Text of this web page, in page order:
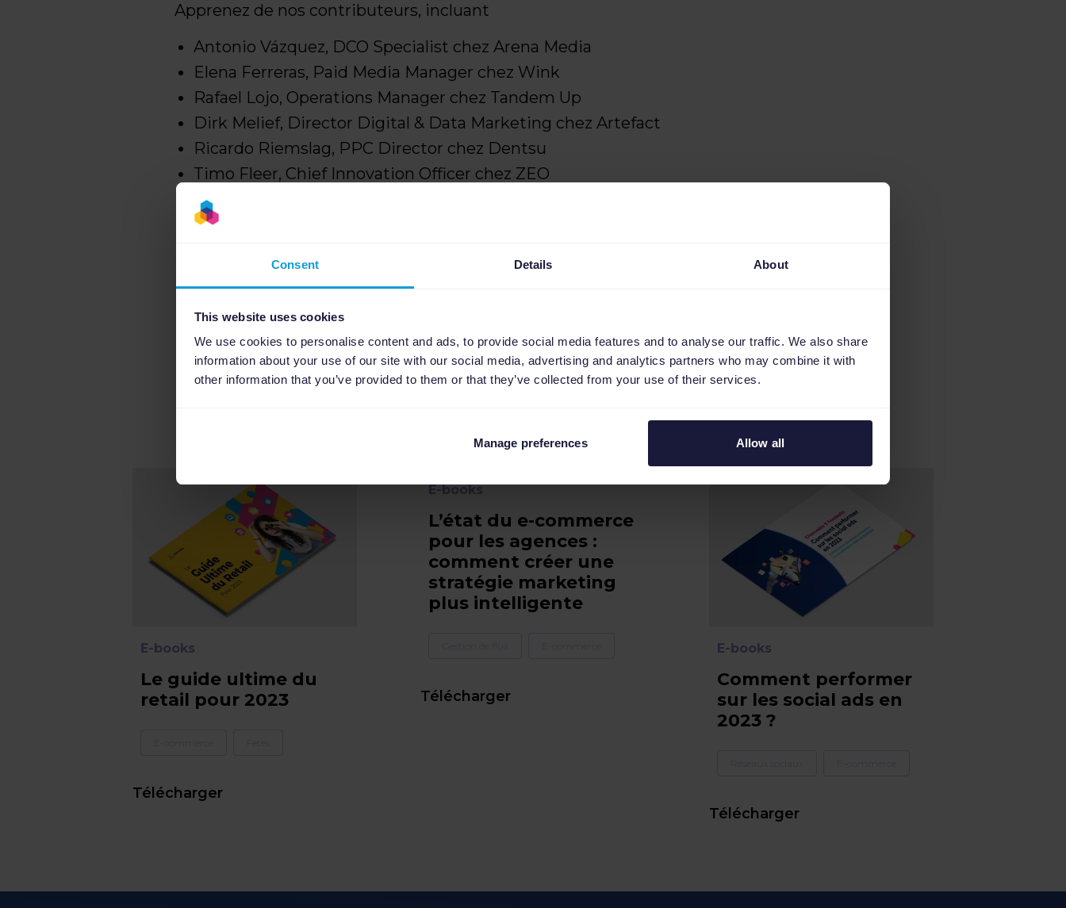
Consent Details About
This website uses cookies
We use cookies to personalise content and ads, to provide social media features and to analyse our traffic. We also share
information about your use of our site with our social media, advertising and analytics partners who may combine it with
other information that you’ve provided to them or that they’ve collected from your use of their services.
Manage preferences Allow all
Apprenez de nos contributeurs, incluant
Antonio Vázquez, DCO Specialist chez Arena Media
Elena Ferreras, Paid Media Manager chez Wink
Rafael Lojo, Operations Manager chez Tandem Up
Dirk Melief, Director Digital & Data Marketing chez Artefact
Ricardo Riemslag, PPC Director chez Dentsu
Timo Fleer, Chief Innovation Officer chez ZEO
Scott Beveridge, Founder chez ClickBoost
Johann Lucas, Business Developer chez Feed Manager
Matthieu Baldeck, Co-Founder chez Stride Up
Henry Mäkelä, Co-Founder chez Bluebird
Alvise Corba, Senior Advertising Manager chez Filoblu
Andrew Lolk, Founder chez SavvyRevenue
E-books
Le guide ultime du
retail pour 2023
Télécharger
E-books
L’état du e-commerce
pour les agences :
comment créer une
stratégie marketing
plus intelligente
Télécharger
E-books
Comment performer
sur les social ads en
2023 ?
Télécharger